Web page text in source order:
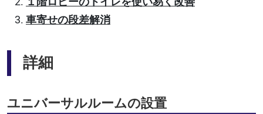
車寄せの段差解消
詳細
ユニバーサルルームの設置